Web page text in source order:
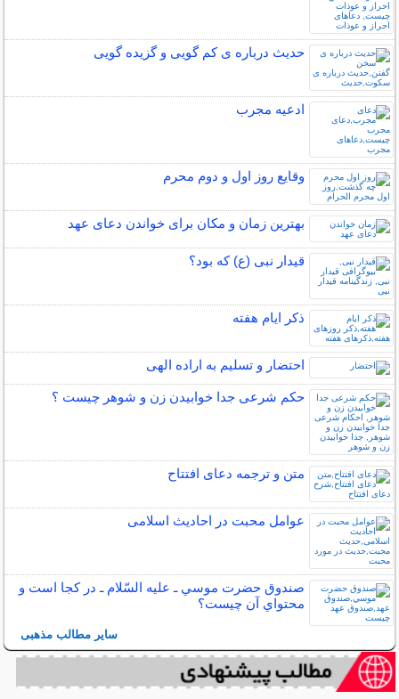
حدیث درباره ی کم گویی و گزیده گویی
ادعیه مجرب
وقایع روز اول و دوم محرم
بهترین زمان و مکان برای خواندن دعای عهد
قیدار نبی (ع) که بود؟
ذکر ایام هفته
احتضار و تسلیم به اراده الهی
حکم شرعی جدا خوابیدن زن و شوهر چیست ؟
متن و ترجمه دعای افتتاح
عوامل محبت در احادیث اسلامى
صندوق حضرت موسي ـ عليه السّلام ـ در كجا است و
محتواي آن چيست؟
سایر مطالب مذهبی